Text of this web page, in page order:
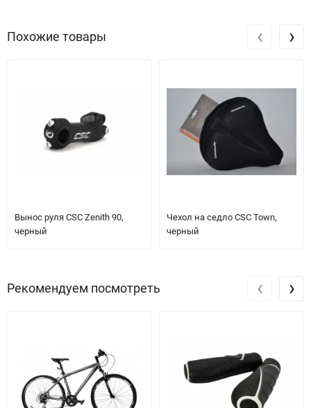
Похожие товары
Вынос руля CSC Zenith 90,
черный
Чехол на седло CSC Town,
черный
‹ ›
Рекомендуем посмотреть ‹ ›